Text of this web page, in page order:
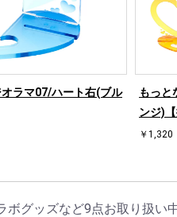
ラマ07/ハート右(ブル
もっと
ンジ)【
￥1,320
グッズなど9点お取り扱い中